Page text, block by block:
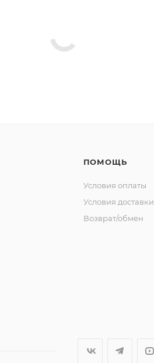
ПОМОЩЬ
Условия оплаты
Условия доставки
Возврат/обмен